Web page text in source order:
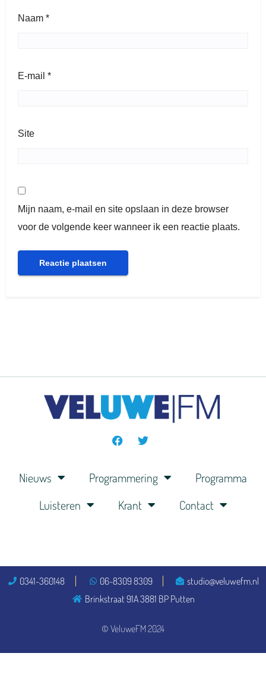
Naam *
E-mail *
Site
Mijn naam, e-mail en site opslaan in deze browser
voor de volgende keer wanneer ik een reactie plaats.
Nieuws Programmering
Programma
Luisteren
Krant Contact
© VeluweFM 2024
0341-360148 06-8309 8309
studio@veluwefm.nl
Brinkstraat 91A 3881 BP Putten